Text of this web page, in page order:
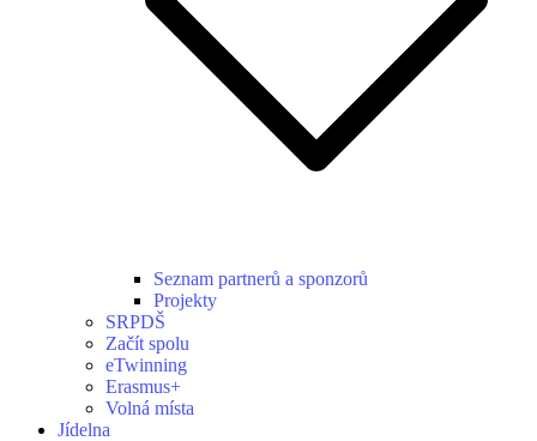
Seznam partnerů a sponzorů
Projekty
SRPDŠ
Začít spolu
eTwinning
Erasmus+
Volná místa
Jídelna